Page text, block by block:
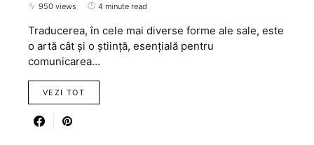
950 views 4 minute read
Traducerea, în cele mai diverse forme ale sale, este
o artă cât și o știință, esențială pentru
comunicarea…
VEZI TOT